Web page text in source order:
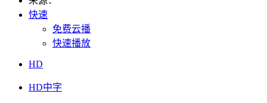
快速
免费云播
快速播放
HD
HD中字